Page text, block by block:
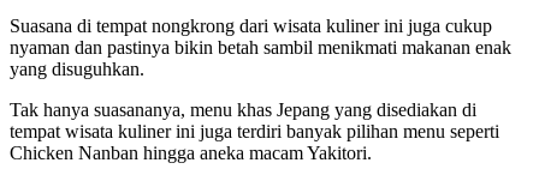
Suasana di tempat nongkrong dari wisata kuliner ini juga cukup
nyaman dan pastinya bikin betah sambil menikmati makanan enak
yang disuguhkan.
Tak hanya suasananya, menu khas Jepang yang disediakan di
tempat wisata kuliner ini juga terdiri banyak pilihan menu seperti
Chicken Nanban hingga aneka macam Yakitori.